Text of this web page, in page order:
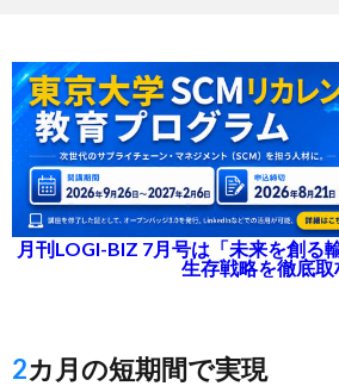
月刊LOGI-BIZ 7月号は「未来を創る
生存戦略を徹底取
2カ月の短期間で実現